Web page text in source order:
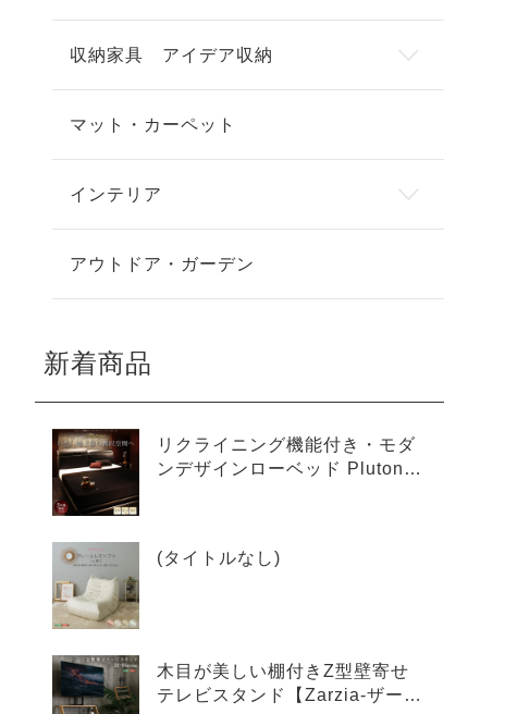
収納家具 アイデア収納
マット・カーペット
インテリア
アウトドア・ガーデン
新着商品
リクライニング機能付き・モダ
ンデザインローベッド Plutone
(タイトルなし)
木目が美しい棚付きZ型壁寄せ
テレビスタンド【Zarzia-ザージ